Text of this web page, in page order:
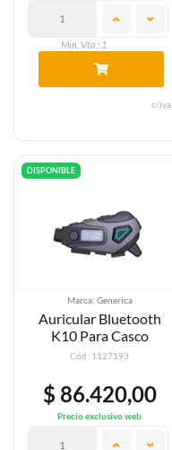
Min. Vta.: 1
c/iva
DISPONIBLE
Marca: Generica
Auricular Bluetooth
K10 Para Casco
Cód: 1127193
$ 86.420,00
Precio exclusivo web